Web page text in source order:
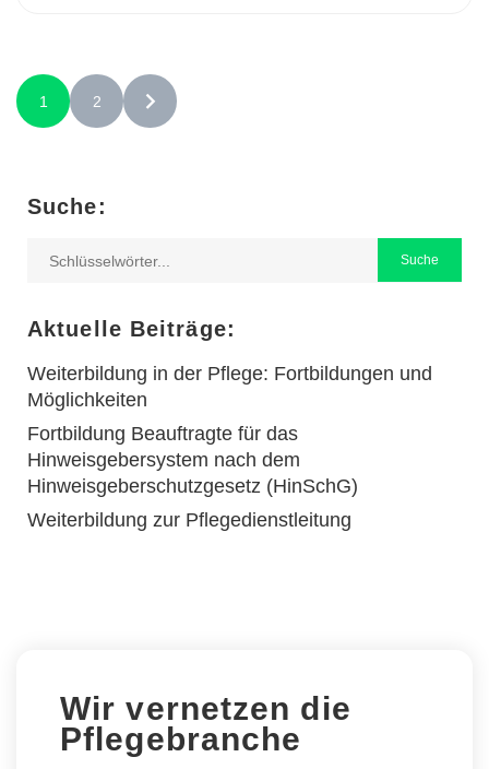
1 2
Suche:
Aktuelle Beiträge:
Weiterbildung in der Pflege: Fortbildungen und
Möglichkeiten
Fortbildung Beauftragte für das
Hinweisgebersystem nach dem
Hinweisgeberschutzgesetz (HinSchG)
Weiterbildung zur Pflegedienstleitung
Wir vernetzen die
Pflegebranche